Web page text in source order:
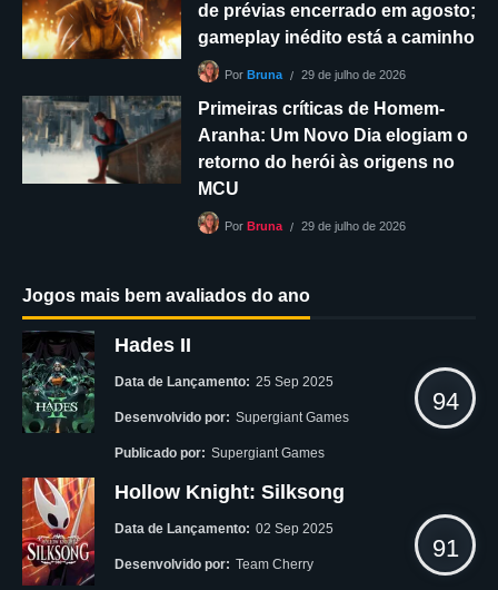
de prévias encerrado em agosto;
gameplay inédito está a caminho
Por Bruna 29 de julho de 2026
Primeiras críticas de Homem-
Aranha: Um Novo Dia elogiam o
retorno do herói às origens no
MCU
Por Bruna 29 de julho de 2026
Jogos mais bem avaliados do ano
Hades II
Data de Lançamento: 25 Sep 2025
Desenvolvido por: Supergiant Games
Publicado por: Supergiant Games
94
Hollow Knight: Silksong
Data de Lançamento: 02 Sep 2025
Desenvolvido por: Team Cherry
91